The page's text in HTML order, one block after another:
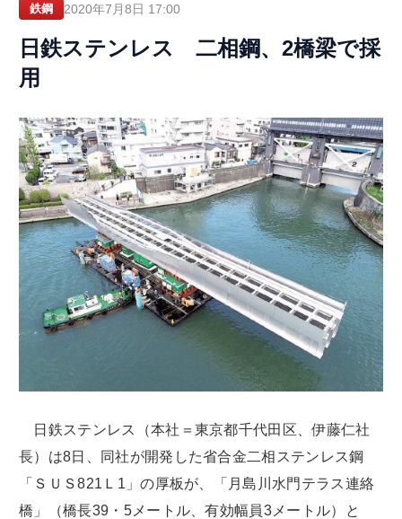
鉄鋼 2020年7月8日 17:00
日鉄ステンレス 二相鋼、2橋梁で採
用
日鉄ステンレス（本社＝東京都千代田区、伊藤仁社
長）は8日、同社が開発した省合金二相ステンレス鋼
「ＳＵＳ821Ｌ1」の厚板が、「月島川水門テラス連絡
橋」（橋長39・5メートル、有効幅員3メートル）と